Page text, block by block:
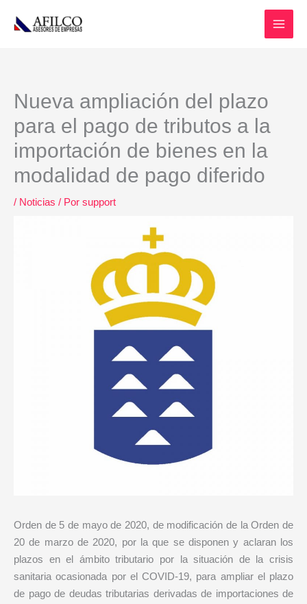
Nueva ampliación del plazo
para el pago de tributos a la
importación de bienes en la
modalidad de pago diferido
/ Noticias / Por support
Orden de 5 de mayo de 2020, de modificación de la Orden de
20 de marzo de 2020, por la que se disponen y aclaran los
plazos en el ámbito tributario por la situación de la crisis
sanitaria ocasionada por el COVID-19, para ampliar el plazo
de pago de deudas tributarias derivadas de importaciones de